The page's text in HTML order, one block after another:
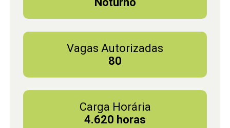
Vagas Autorizadas
80
Carga Horária
4.620 horas